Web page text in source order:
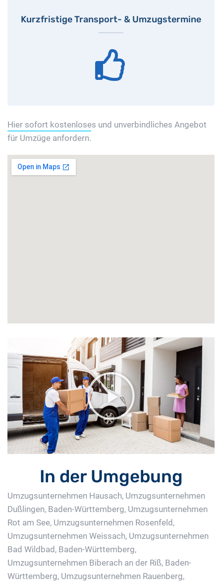
Kurzfristige Transport- & Umzugstermine
Hier sofort kostenloses und unverbindliches Angebot
für Umzüge anfordern.
In der Umgebung
Umzugsunternehmen Hausach, Umzugsunternehmen
Dußlingen, Baden-Württemberg, Umzugsunternehmen
Rot am See, Umzugsunternehmen Rosenfeld ,
Umzugsunternehmen Weissach, Umzugsunternehmen
Bad Wildbad, Baden-Württemberg,
Umzugsunternehmen Biberach an der Riß, Baden-
Württemberg, Umzugsunternehmen Rauenberg,